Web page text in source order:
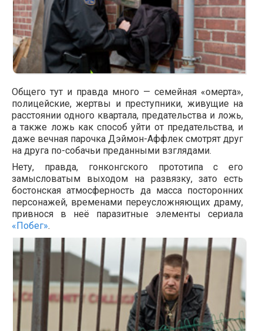
Общего тут и правда много — семейная «омерта»,
полицейские, жертвы и преступники, живущие на
расстоянии одного квартала, предательства и ложь,
а также ложь как способ уйти от предательства, и
даже вечная парочка Дэймон-Аффлек смотрят друг
на друга по-собачьи преданными взглядами.
Нету, правда, гонконгского прототипа с его
замысловатым выходом на развязку, зато есть
бостонская атмосферность да масса посторонних
персонажей, временами переусложняющих драму,
привнося в неё паразитные элементы сериала
«Побег».